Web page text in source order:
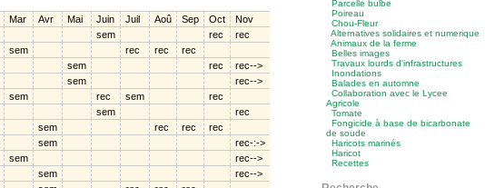
Mar Avr Mai Juin Juil Aoû Sep Oct
Nov
sem rec
rec
sem rec rec
rec
sem rec
rec-->
sem
rec-->
sem rec sem
rec
sem
rec
sem rec rec
rec
sem
rec-:->
sem
rec-->
sem
rec-->
Parcelle bulbe
Poireau
Chou-Fleur
Alternatives solidaires et numerique
Animaux de la ferme
Belles images
Travaux lourds d'infrastructures
Inondations
Balades en automne
Collaboration avec le Lycee
Agricole
Tomate
Fongicide à base de bicarbonate
de soude
Haricots marinés
Haricot
Recettes